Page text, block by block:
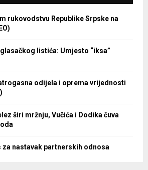
rukovodstvu Republike Srpske na
listića: Umjesto “iksa”
odijela i oprema vrijednosti
širi mržnju, Vučića i Dodika čuva
za nastavak partnerskih odnosa